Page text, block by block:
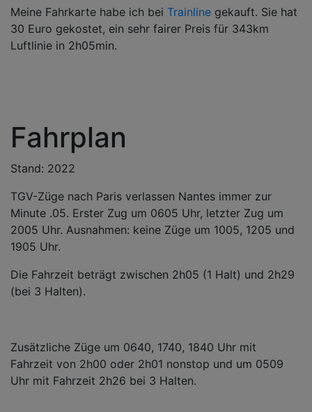
Meine Fahrkarte habe ich bei Trainline gekauft. Sie hat
30 Euro gekostet, ein sehr fairer Preis für 343km
Luftlinie in 2h05min.
Fahrplan
Stand: 2022
TGV-Züge nach Paris verlassen Nantes immer zur
Minute .05. Erster Zug um 0605 Uhr, letzter Zug um
2005 Uhr. Ausnahmen: keine Züge um 1005, 1205 und
1905 Uhr.
Die Fahrzeit beträgt zwischen 2h05 (1 Halt) und 2h29
(bei 3 Halten).
Zusätzliche Züge um 0640, 1740, 1840 Uhr mit
Fahrzeit von 2h00 oder 2h01 nonstop und um 0509
Uhr mit Fahrzeit 2h26 bei 3 Halten.